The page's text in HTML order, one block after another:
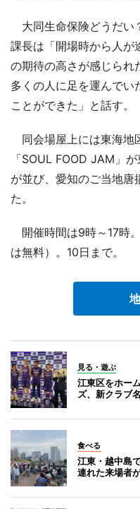
大同生命保険どうだい
課長は「開場時から人が
の期待の高さが感じられ
多くの人に足を運んでい
ことができた」と話す。
同会場屋上には東海地
「SOUL FOOD JAM」
が並び、愛知のご当地唐
た。
開催時間は9時～17時
は無料）。10日まで。
見る・遊ぶ
江東区をホー
ズ、新クラブ
食べる
江東・越中島
連れた来場者